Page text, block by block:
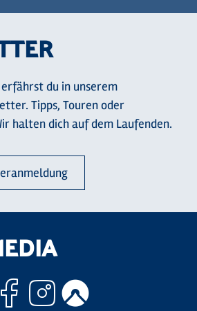
du in unserem
Tipps, Touren oder
halten dich auf dem Laufenden.
Facebook
Instagram